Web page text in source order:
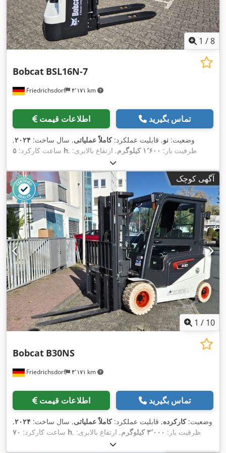
1 /8
Friedrichsdorf ۴٬۱۷۱ km
Bobcat BSL16N-7
اطلاعات قیمت تماس بگیرید
وضعیت: نو, قابلیت عملکرد:کاملاً عملیاتی, سال ساخت: ۲۰۲۴,
ساعت کارکرد: ۵ h , ظرفیت بار: ۱٬۶۰۰ کیلوگرم
, ارتفاع بالابری:
۱٬۴۲۰ میلی‌متر
نوع دکل:تریپلکس, ارتفاع سازه:۲٬۰۰۸ میلی‌متر
, طول شاخک‌ها:
۱٬۱۵۰ میلی‌متر
, وزن خالی: ۱٬۳۴۰ کیلوگرم , طول کل:۱٬۹۶۴
میلی‌متر, نوع سیستم انتقال قدرت:Elektro , عرض ساخت:۸۲۰
میلی‌متر,
آگهی کوچک
1 / 10
Friedrichsdorf ۴٬۱۷۱ km
Bobcat B30NS
اطلاعات قیمت تماس بگیرید
وضعیت:کارکرده, قابلیت عملکرد:کاملاً عملیاتی, سال ساخت: ۲۰۲۴,
ساعت کارکرد: ۷۰ h , ظرفیت بار: ۳٬۰۰۰ کیلوگرم
, ارتفاع بالابری:
۱٬۴۷۵ میلی‌متر